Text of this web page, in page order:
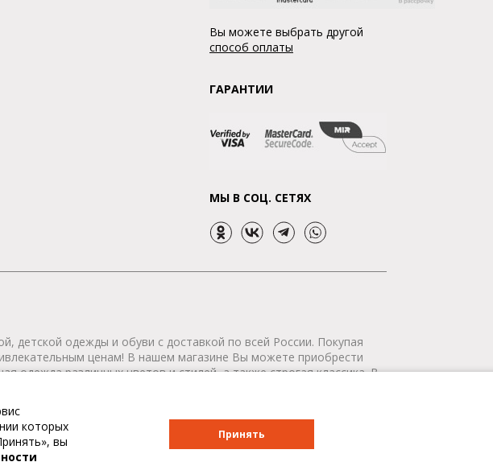
Вы можете выбрать другой
способ оплаты
ГАРАНТИИ
МЫ В СОЦ. СЕТЯХ
детской одежды и обуви с доставкой по всей России. Покупая
ценам! В нашем магазине Вы можете приобрести
одежда различных цветов и стилей, а также строгая классика. В
Доставка по всей России - бесплатно!
которых
вы
Принять